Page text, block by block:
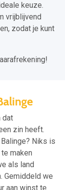
keuze.
vrijblijvend
zodat je kunt
dat
zin heeft.
Niks is
maken
als land
Gemiddeld we
aan winst te